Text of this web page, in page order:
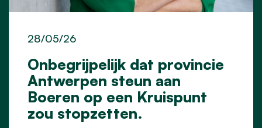
Onbegrijpelijk dat provincie
Antwerpen steun aan
Boeren op een Kruispunt
zou stopzetten.
28/05/26